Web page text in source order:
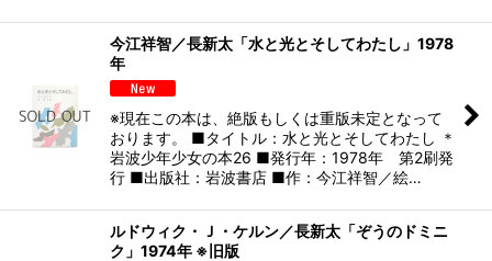
今江祥智／長新太「水と光とそしてわたし」1978
年
※現在この本は、絶版もしくは重版未定となって
おります。 ■タイトル：水と光とそしてわたし ＊
岩波少年少女の本26 ■発行年：1978年 第2刷発
行 ■出版社：岩波書店 ■作：今江祥智／絵…
ルドウィク・Ｊ・ケルン／長新太「ぞうのドミニ
ク」1974年 ※旧版